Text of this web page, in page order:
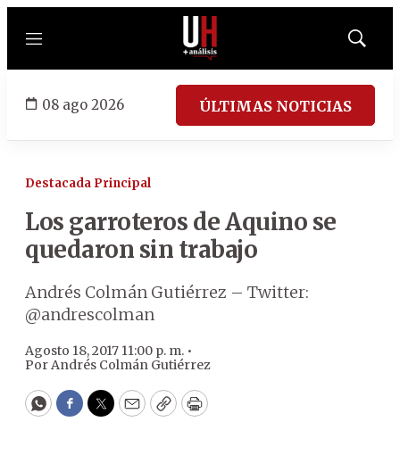
Menú
Mostrar
08 ago 2026 ÚLTIMAS NOTICIAS
Destacada Principal
Los garroteros de Aquino se
quedaron sin trabajo
Andrés Colmán Gutiérrez – Twitter:
@andrescolman
Agosto 18, 2017 11:00 p. m. •
PorAndrés Colmán Gutiérrez
WhatsApp
Facebook
Twitter
EmailCopyPrint